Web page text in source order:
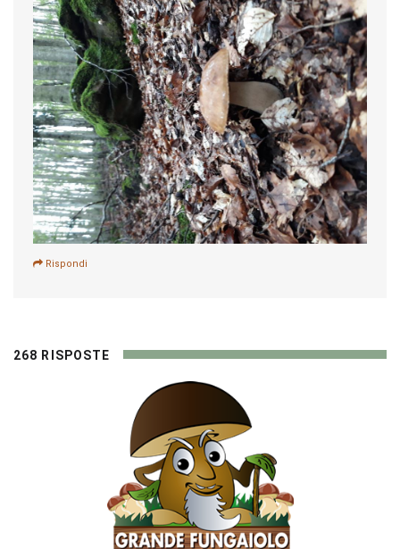
Rispondi
268 RISPOSTE